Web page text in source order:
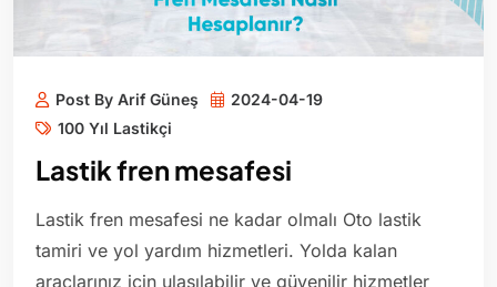
Post By Arif Güneş
2024-04-19
100 Yıl Lastikçi
Lastik fren mesafesi
Lastik fren mesafesi ne kadar olmalı Oto lastik
tamiri ve yol yardım hizmetleri. Yolda kalan
araçlarınız için ulaşılabilir ve güvenilir hizmetler